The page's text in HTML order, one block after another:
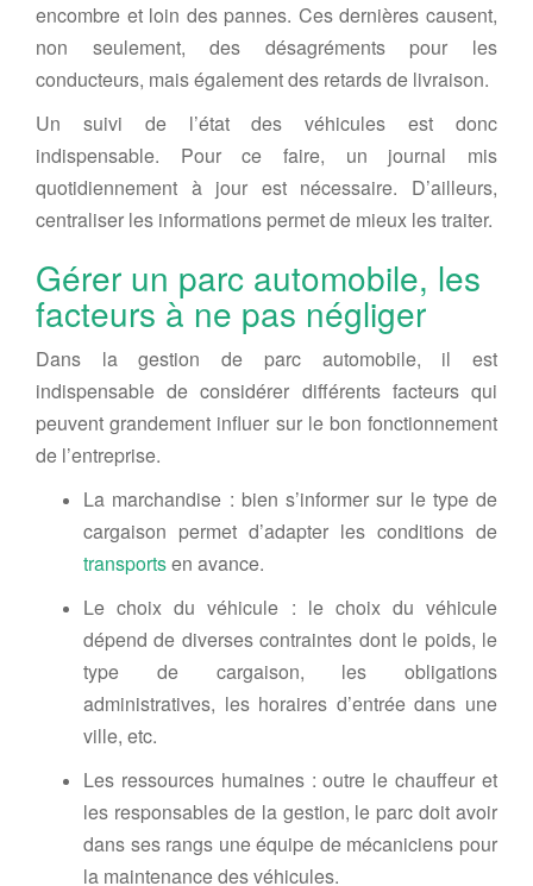
encombre et loin des pannes. Ces dernières causent,
non seulement, des désagréments pour les
conducteurs, mais également des retards de livraison.
Un suivi de l’état des véhicules est donc
indispensable. Pour ce faire, un journal mis
quotidiennement à jour est nécessaire. D’ailleurs,
centraliser les informations permet de mieux les traiter.
Gérer un parc automobile, les
facteurs à ne pas négliger
Dans la gestion de parc automobile, il est
indispensable de considérer différents facteurs qui
peuvent grandement influer sur le bon fonctionnement
de l’entreprise.
La marchandise : bien s’informer sur le type de
cargaison permet d’adapter les conditions de
transportsen avance.
Le choix du véhicule : le choix du véhicule
dépend de diverses contraintes dont le poids, le
type de cargaison, les obligations
administratives, les horaires d’entrée dans une
ville, etc.
Les ressources humaines : outre le chauffeur et
les responsables de la gestion, le parc doit avoir
dans ses rangs une équipe de mécaniciens pour
la maintenance des véhicules.